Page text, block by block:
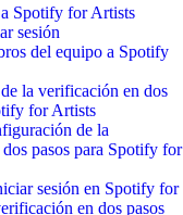
Spotify for Artists
sesión
del equipo a Spotify
la verificación en dos
for Artists
de la
pasos para Spotify for
sesión en Spotify for
en dos pasos